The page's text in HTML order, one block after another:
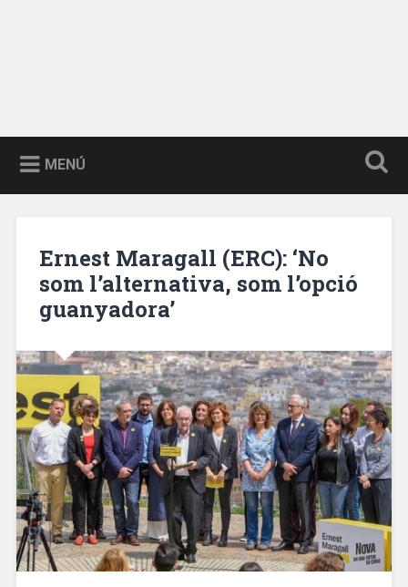
MENÚ
Ernest Maragall (ERC): ‘No
som l’alternativa, som l’opció
guanyadora’